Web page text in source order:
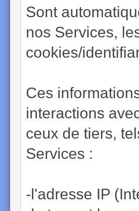
Sont
nos Services,
cookies/
Ces
interactions
ceux de tiers,
Services :
-l'adresse IP